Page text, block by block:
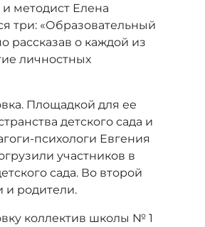
методист Елена
три: «Образовательный
рассказав о каждой из
личностных
Площадкой для ее
детского сада и
психологи Евгения
участников в
сада. Во второй
и родители.
коллектив школы № 1